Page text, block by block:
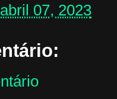
07, 2023